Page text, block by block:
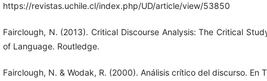
https://revistas.uchile.cl/index.php/UD/article/view/53850
Fairclough, N. (2013). Critical Discourse Analysis: The Critical
of Language. Routledge.
Fairclough, N. & Wodak, R. (2000). Análisis crítico del discurso. En